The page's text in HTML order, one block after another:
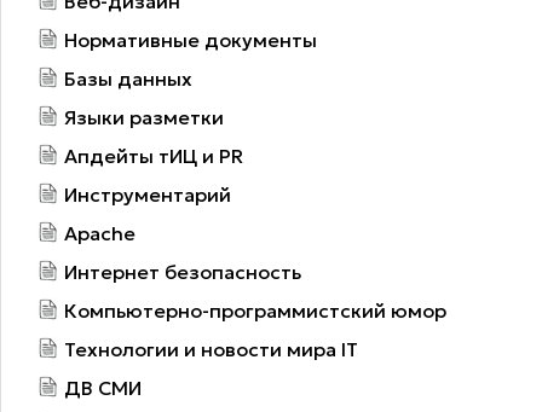
Нормативные документы
Базы данных
Языки разметки
Апдейты тИЦ и PR
Инструментарий
Apache
Интернет безопасность
Компьютерно-программистский юмор
Технологии и новости мира IT
ДВ СМИ